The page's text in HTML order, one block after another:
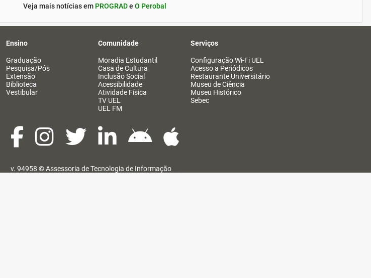
Veja mais notícias em PROGRADe O Perobal
Ensino
Graduação
Pesquisa/Pós
Extensão
Biblioteca
Vestibular
Comunidade
Moradia Estudantil
Casa de Cultura
Inclusão Social
Acessibilidade
Atividade Física
TV UEL
UEL FM
Serviços
Configuração Wi-Fi UEL
Acesso a Periódicos
Restaurante Universitário
Museu de Ciência
Museu Histórico
Sebec
v. 94958 ©Assessoria de Tecnologia de Informação